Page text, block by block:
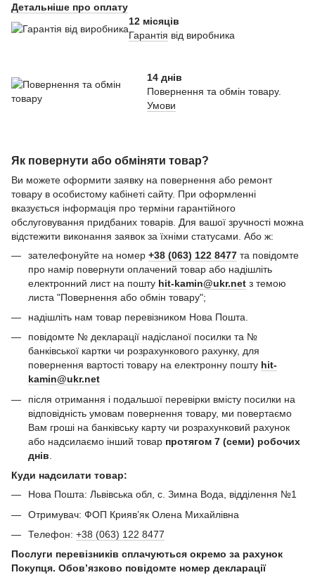
Детальніше про оплату
12 місяців
Гарантія від виробника
14 днів
Повернення та обмін товару.
Умови
Як повернути або обміняти товар?
Ви можете оформити заявку на повернення або ремонт
товару в особистому кабінеті сайту. При оформленні
вказується інформація про терміни гарантійного
обслуговування придбаних товарів. Для вашої зручності можна
відстежити виконання заявок за їхніми статусами. Або ж:
зателефонуйте на номер +38 (063) 122 8477 та повідомте
про намір повернути оплачений товар або надішліть
електронний лист на пошту hit-kamin@ukr.net з темою
листа "Повернення або обмін товару";
надішліть нам товар перевізником Нова Пошта.
повідомте № декларації надісланої посилки та №
банківської картки чи розрахункового рахунку, для
повернення вартості товару на електронну пошту hit-
kamin@ukr.net
після отримання і подальшої перевірки вмісту посилки на
відповідність умовам повернення товару, ми повертаємо
Вам гроші на банківську карту чи розрахунковий рахунок
або надсилаємо інший товар протягом 7 (семи) робочих
днів
Куди надсилати товар:
Нова Пошта: Львівська обл, с. Зимна Вода, відділення №1
Отримувач: ФОП Криявʼяк Олена Михайлівна
Телефон: +38 (063) 122 8477
Послуги перевізників сплачуються окремо за рахунок
Покупця. Обов’язково повідомте номер декларації